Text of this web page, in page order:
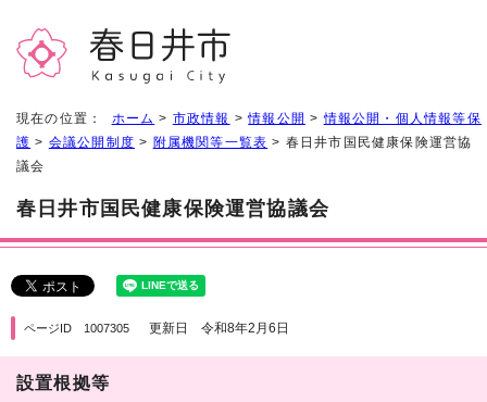
現在の位置： ホーム > 市政情報 >情報公開 >情報公開・個人情報等保
護 > 会議公開制度 > 附属機関等一覧表 > 春日井市国民健康保険運営協
議会
春日井市国民健康保険運営協議会
ページID 1007305 更新日 令和8年2月6日
設置根拠等